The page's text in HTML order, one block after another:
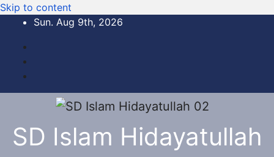
Skip to content
Sun. Aug 9th, 2026
SD Islam Hidayatullah